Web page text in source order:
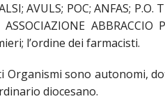
AVULS; POC; ANFAS; P.O.
ASSOCIAZIONE
l’ordine dei farmacisti.
Organismi sono autonomi,
diocesano.